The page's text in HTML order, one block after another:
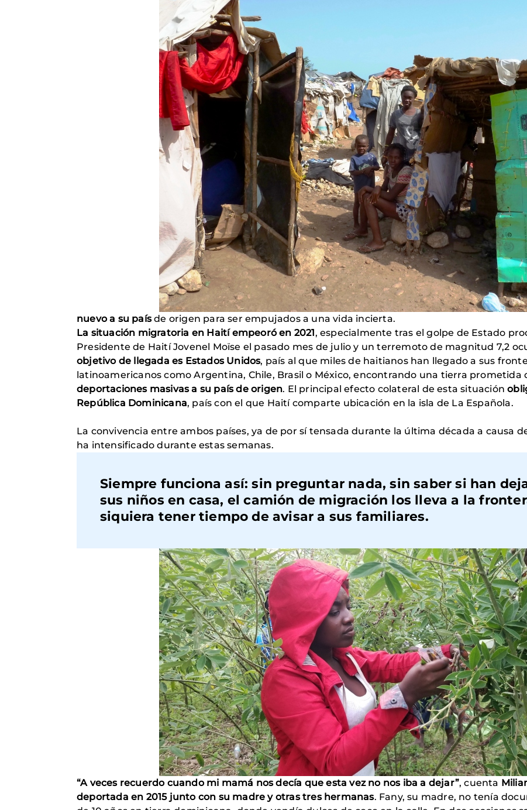
nuevo a su paísde origen para ser empujados a una vida incierta.
La situación migratoria en Haití empeoró en 2021, especialmente tras el golpe de Estado
Presidente de Haití Jovenel Moïse el pasado mes de julio y un terremoto de magnitud 7,2
objetivo de llegada es Estados Unidos, país al que miles de haitianos han llegado a sus
latinoamericanos como Argentina, Chile, Brasil o México, encontrando una tierra prometida
deportaciones masivas a su país de origen. El principal efecto colateral de esta situación
República Dominicana, país con el que Haití comparte ubicación en la isla de La Española.
La convivencia entre ambos países, ya de por sí tensada durante la última década a causa
ha intensificado durante estas semanas.
Siempre funciona así: sin preguntar nada, sin saber si han
sus niños en casa, el camión de migración los lleva a la
siquiera tener tiempo de avisar a sus familiares.
“A veces recuerdo cuando mi mamá nos decía que esta vez no nos iba a dejar”, cuenta
deportada en 2015 junto con su madre y otras tres hermanas. Fany, su madre, no tenía